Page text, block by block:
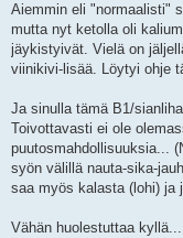
Aiemmin eli "normaalisti"
mutta nyt ketolla oli
jäykistyivät. Vielä on
viinikivi-lisää. Löytyi ohje
Ja sinulla tämä B1/
Toivottavasti ei ole
puutosmahdollisuuksia...
syön välillä nauta-sika-
saa myös kalasta (lohi) ja
Vähän huolestuttaa